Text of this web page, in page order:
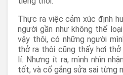
Thực ra việc cảm xúc định
người gần như không thể
vậy thôi, có những người
thở ra thôi cũng thấy hơi
lí. Nhưng ít ra, mình nhìn
tốt, và cố gắng sửa sai từng